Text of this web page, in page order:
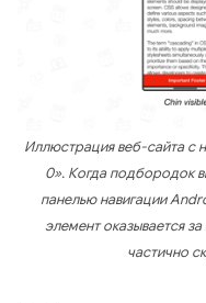
Иллюстрация веб-сайта с
0». Когда подбородок
панелью навигации
элемент оказывается
частично